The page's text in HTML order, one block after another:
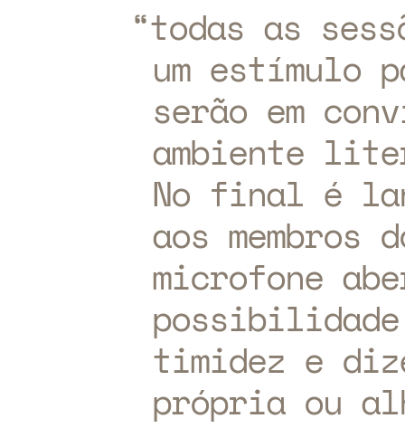
todas as
um estímulo
serão em
ambiente
No final é
aos
microfone
timidez e
própria ou